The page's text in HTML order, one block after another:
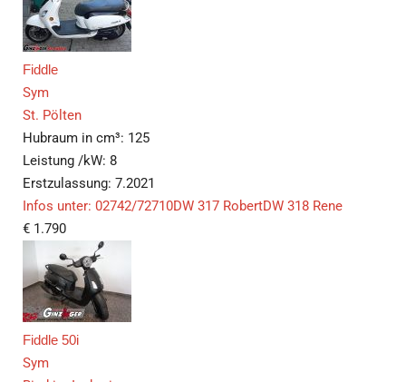
Fiddle
Sym
St. Pölten
Hubraum in cm³: 125
Leistung /kW: 8
Erstzulassung: 7.2021
Infos unter: 02742/72710DW 317 RobertDW 318 Rene
€ 1.790
Fiddle 50i
Sym